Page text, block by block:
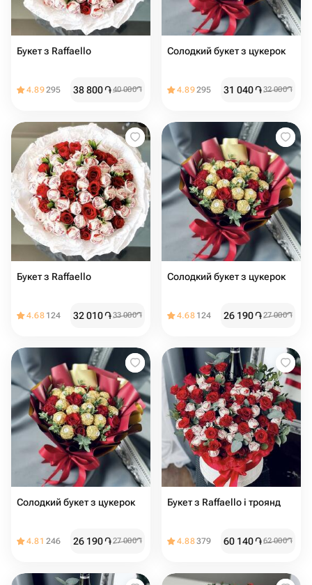
Букет з Raffaello
4.89295 38 800֏40 000֏
Солодкий букет з цукерок
4.89295 31 040֏32 000֏
Букет з Raffaello
4.68 124 32 010֏33 000֏
Солодкий букет з цукерок
4.68 124 26 190֏27 000֏
Солодкий букет з цукерок
4.81 246 26 190֏27 000֏
Букет з Raffaello і троянд
4.88379 60 140֏62 000֏